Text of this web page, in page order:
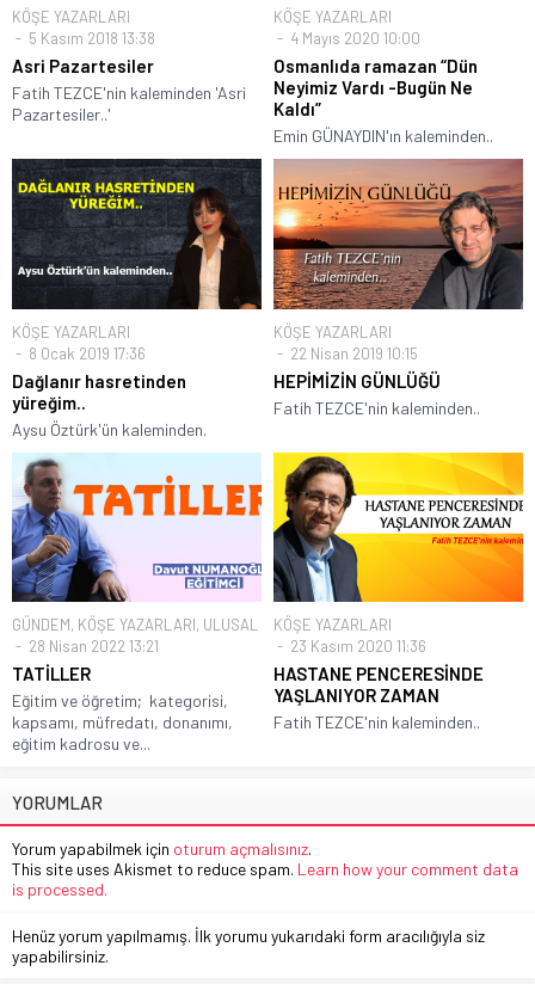
KÖŞE YAZARLARI
5 Kasım 2018 13:38
Asri Pazartesiler
Fatih TEZCE'nin kaleminden 'Asri
Pazartesiler..'
KÖŞE YAZARLARI
4 Mayıs 2020 10:00
Osmanlıda ramazan “Dün
Neyimiz Vardı -Bugün Ne
Kaldı”
Emin GÜNAYDIN'ın kaleminden..
KÖŞE YAZARLARI
8 Ocak 2019 17:36
Dağlanır hasretinden
yüreğim..
Aysu Öztürk'ün kaleminden.
KÖŞE YAZARLARI
22 Nisan 2019 10:15
HEPİMİZİN GÜNLÜĞÜ
Fatih TEZCE'nin kaleminden..
GÜNDEM, KÖŞE YAZARLARI, ULUSAL
28 Nisan 2022 13:21
TATİLLER
Eğitim ve öğretim; kategorisi,
kapsamı, müfredatı, donanımı,
eğitim kadrosu ve...
KÖŞE YAZARLARI
23 Kasım 2020 11:36
HASTANE PENCERESİNDE
YAŞLANIYOR ZAMAN
Fatih TEZCE'nin kaleminden..
YORUMLAR
Yorum yapabilmek için oturum açmalısınız.
This site uses Akismet to reduce spam. Learn how your comment data
is processed.
Henüz yorum yapılmamış. İlk yorumu yukarıdaki form aracılığıyla siz
yapabilirsiniz.